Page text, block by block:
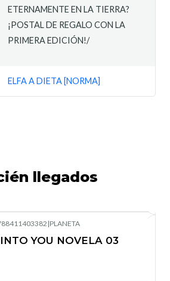
ETERNAMENTE EN LA TIERRA?
¡POSTAL DE REGALO CON LA
PRIMERA EDICIÓN!/
ELFA A DIETA [NORMA]
llegados
|PLANETA
YOU NOVELA 03